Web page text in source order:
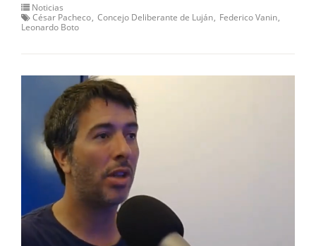
Noticias
César Pacheco Concejo Deliberante de Luján Federico Vanin
Leonardo Boto